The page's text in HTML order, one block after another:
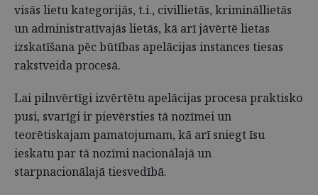
visās lietu kategorijās, t.i., civillietās, krimināllietās
un administratīvajās lietās, kā arī jāvērtē lietas
izskatīšana pēc būtības apelācijas instances tiesas
rakstveida procesā.
Lai pilnvērtīgi izvērtētu apelācijas procesa praktisko
pusi, svarīgi ir pievērsties tā nozīmei un
teorētiskajam pamatojumam, kā arī sniegt īsu
ieskatu par tā nozīmi nacionālajā un
starpnacionālajā tiesvedībā.